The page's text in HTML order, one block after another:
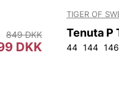
DKK
849 DKK
TIGER OF
44 144 146